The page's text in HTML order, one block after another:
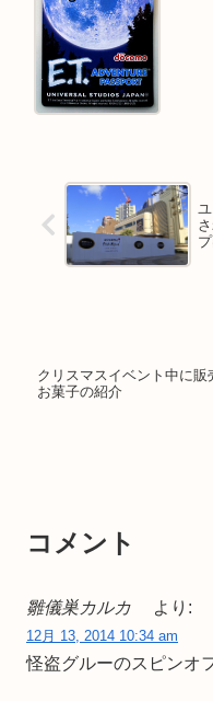
クリスマスイベント中に販
お菓子の紹介
コメント
雛儀巣カルカ より:
12月 13, 2014 10:34 am
怪盗グルーのスピンオ